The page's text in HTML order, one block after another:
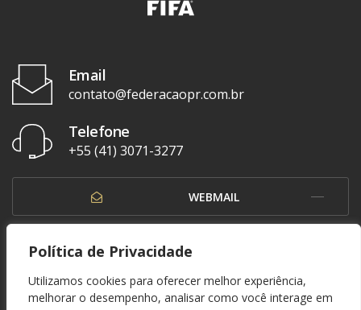
Política de Privacidade
Utilizamos cookies para oferecer melhor experiência,
melhorar o desempenho, analisar como você interage em
Email
contato@federacaopr.com.br
Telefone
+55 (41) 3071-3277
WEBMAIL
OUVIDORIA